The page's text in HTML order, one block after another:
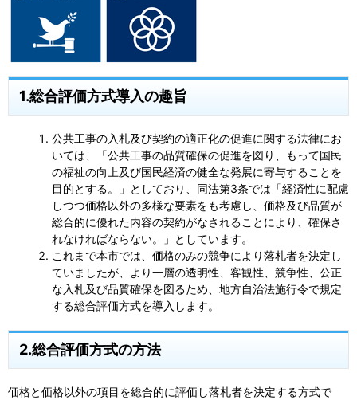
1.総合評価方式導入の趣旨
公共工事の入札及び契約の適正化の促進に関する法律にお
いては、「公共工事の品質確保の促進を図り、もって国民
の福祉の向上及び国民経済の健全な発展に寄与することを
目的とする。」としており、同法第3条では「経済性に配慮
しつつ価格以外の多様な要素をも考慮し、価格及び品質が
総合的に優れた内容の契約がなされることにより、確保さ
れなければならない。」としています。
これまで本市では、価格のみの競争により落札者を決定し
ていましたが、より一層の透明性、客観性、競争性、公正
な入札及び品質確保を図るため、地方自治法施行令で規定
する総合評価方式を導入します。
2.総合評価方式の方法
価格と価格以外の項目を総合的に評価し落札者を決定する方式で